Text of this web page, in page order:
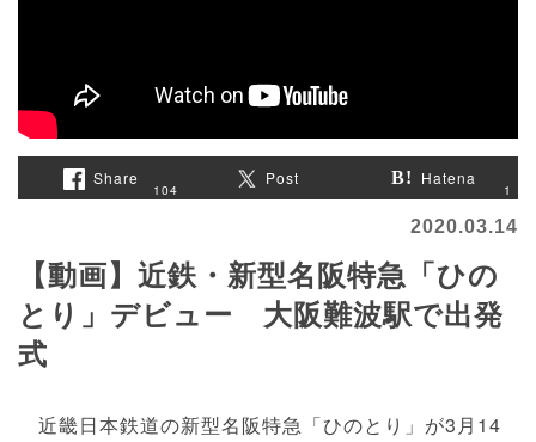
Share
104
Post Hatena
1
2020.03.14
【動画】近鉄・新型名阪特急「ひの
とり」デビュー 大阪難波駅で出発
式
近畿日本鉄道の新型名阪特急「ひのとり」が3月14